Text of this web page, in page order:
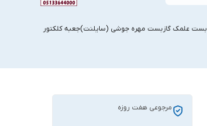
بست علمک گازبست مهره جوشی (سایلنت)جعبه کلکتور
مرجوعی هفت روزه